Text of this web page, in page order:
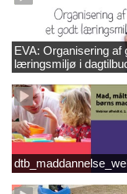
EVA: Organisering af
læringsmiljø i
Youtube)